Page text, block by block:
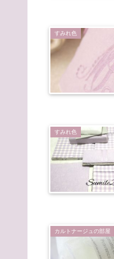
すみれ色
すみれ色
カルトナージュの部屋